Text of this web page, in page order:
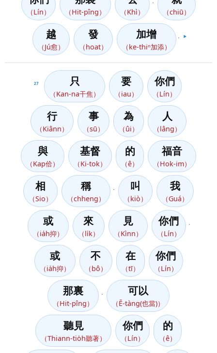
（Lín） （Hit-pîng） （Khì） （chiū）
越
（Jú愈）
發
（hoat）
加增
（ke-thiⁿ加添）
▶️
27 只
（Kan-na干焦）
要
（iau）
你們
（Lín）
行
（Kiânn）
事
（sū）
為
（ûi）
人
（lâng）
與
（Kap佮）
基督
（Ki-tok）
的
（ê）
福音
（Hok-im）
相
（Sio）
稱
（chheng）
叫
（kiò）
我
（Guá）
或
（ia̍h抑）
來
（li̍k）
見
（Kìnn）
你們
（Lín）
或
（ia̍h抑）
不
（bô）
在
（tī）
你們
（Lín）
那裏
（Hit-pîng）
可以
（Ē-tàng(也當)）
聽見
（Thiann-tio̍h聽著）
你們
（Lín）
的
（ê）